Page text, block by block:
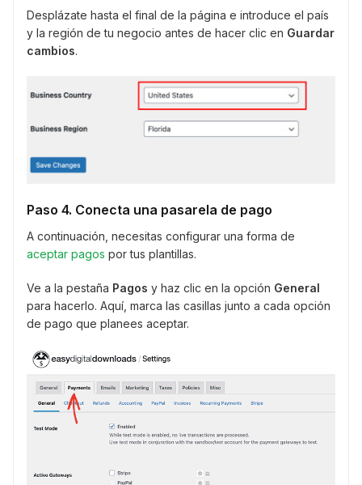
Desplázate hasta el final de la página e introduce el país
y la región de tu negocio antes de hacer clic en Guardar
cambios.
Paso 4. Conecta una pasarela de pago
A continuación, necesitas configurar una forma de
aceptar pagos por tus plantillas.
Ve a la pestaña Pagos y haz clic en la opción General
para hacerlo. Aquí, marca las casillas junto a cada opción
de pago que planees aceptar.